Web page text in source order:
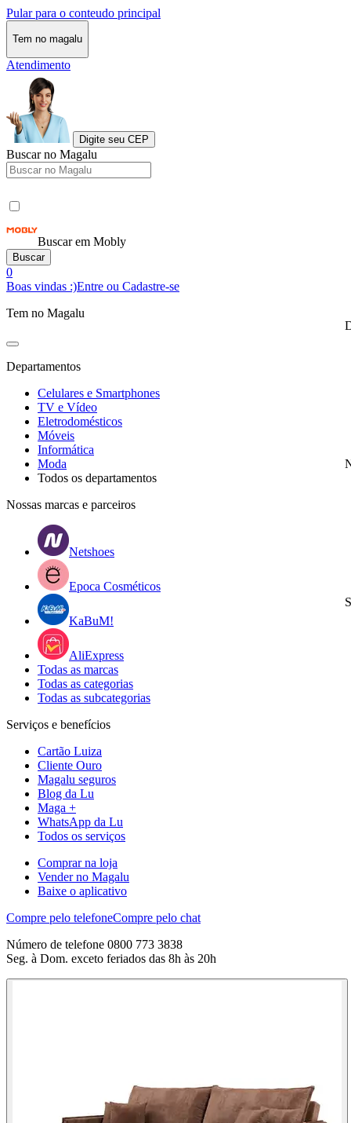
Pular para o conteudo principal
Tem no magalu
Atendimento
Digite seu CEP
Buscar no Magalu
Buscar em Mobly
Buscar
0
Boas vindas :)Entre ou Cadastre-se
Tem no Magalu
Departamentos
Celulares e Smartphones
TV e Vídeo
Eletrodomésticos
Móveis
Informática
Moda
Todos os departamentos
Nossas marcas e parceiros
Netshoes
Epoca Cosméticos
KaBuM!
AliExpress
Todas as marcas
Todas as categorias
Todas as subcategorias
Serviços e benefícios
Cartão Luiza
Cliente Ouro
Magalu seguros
Blog da Lu
Maga +
WhatsApp da Lu
Todos os serviços
Comprar na loja
Vender no Magalu
Baixe o aplicativo
Compre pelo telefoneCompre pelo chat
Número de telefone 0800 773 3838
Seg. à Dom. exceto feriados das 8h às 20h